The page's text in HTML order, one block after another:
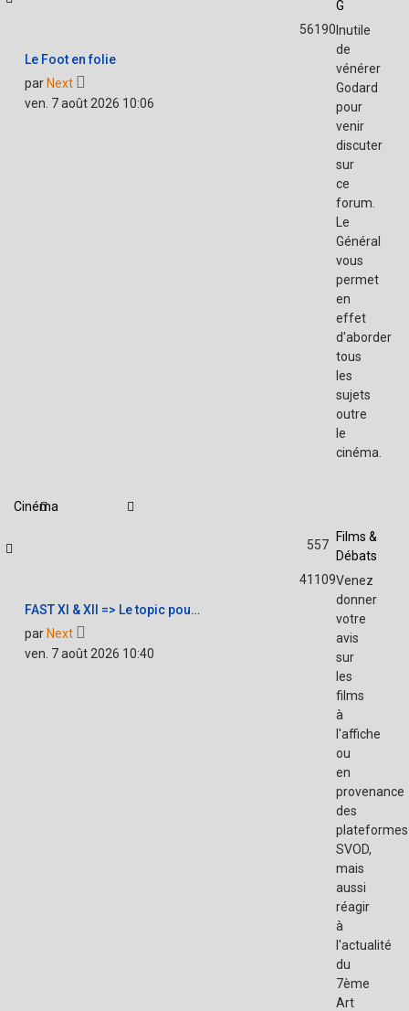
G
Inutile
de
vénérer
Godard
pour
venir
discuter
sur
ce
forum.
Le
Général
vous
permet
en
effet
d'aborder
tous
les
sujets
outre
le
cinéma.
56190
Le Foot en folie
par Next
le
ven. 7 août 2026 10:06
Cinéma
Films &
Débats
Venez
donner
votre
avis
sur
les
films
à
l'affiche
ou
en
provenance
des
plateformes
SVOD,
mais
aussi
réagir
à
l'actualité
du
7ème
Art
557
41109
FAST XI & XII => Le topic pou…
par Next
le
ven. 7 août 2026 10:40